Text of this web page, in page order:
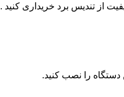
از تندیس برد خریداری کنید .
دستگاه را نصب کنید.